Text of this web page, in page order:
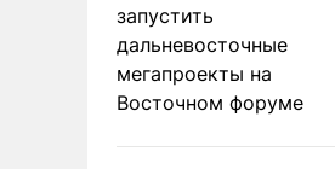
запустить
дальневосточные
мегапроекты на
Восточном форуме